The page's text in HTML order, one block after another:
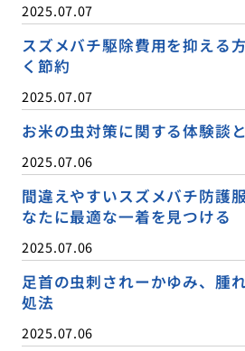
2025.07.07
スズメバチ駆除費用を抑える
く節約
2025.07.07
お米の虫対策に関する体験談
2025.07.06
間違えやすいスズメバチ防護
なたに最適な一着を見つける
2025.07.06
足首の虫刺されーかゆみ、腫
処法
2025.07.06